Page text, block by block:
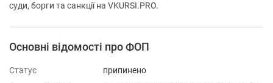
суди, борги та санкції на VKURSI.PRO.
Основні відомості про ФОП
Статус
припинено